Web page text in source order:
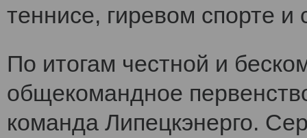
теннисе, гиревом спорте и
По итогам честной и
общекомандное
команда Липецкэнерго.